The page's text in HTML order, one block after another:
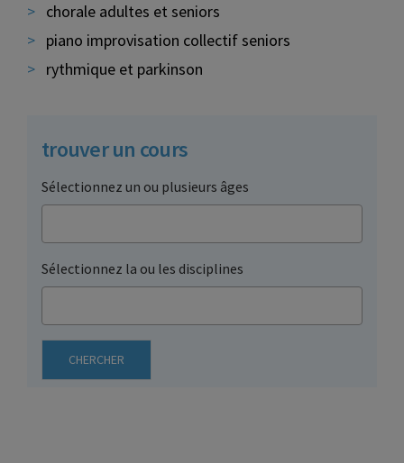
chorale adultes et seniors
piano improvisation collectif seniors
rythmique et parkinson
trouver un cours
Sélectionnez un ou plusieurs âges
Sélectionnez la ou les disciplines